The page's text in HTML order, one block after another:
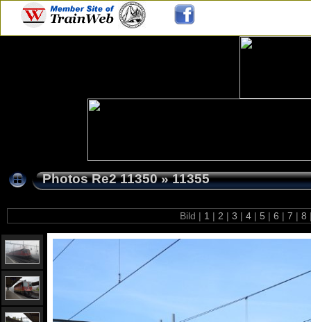
Photos Re2 11350»11355
Bild | 1 | 2 | 3 | 4 | 5 | 6 | 7 | 8